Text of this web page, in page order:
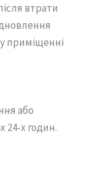
втрати
приміщенні
або
24-х годин.